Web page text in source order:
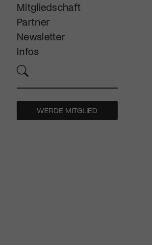
Mitgliedschaft
Partner
Newsletter
Infos
WERDE MITGLIED